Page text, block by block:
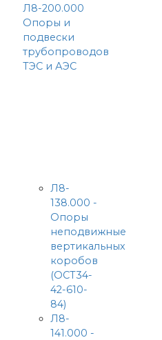
Л8-200.000
Опоры и
подвески
трубопроводов
ТЭС и АЭС
Л8-
138.000 -
Опоры
неподвижные
вертикальных
коробов
(ОСТ34-
42-610-
84)
Л8-
141.000 -